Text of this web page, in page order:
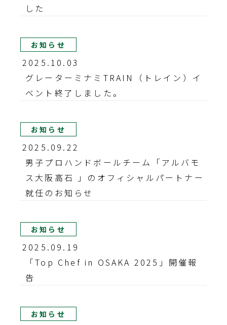
した
お知らせ
2025.10.03
グレーターミナミTRAIN（トレイン）イ
ベント終了しました。
お知らせ
2025.09.22
男子プロハンドボールチーム「アルバモ
ス大阪高石 」のオフィシャルパートナー
就任のお知らせ
お知らせ
2025.09.19
「Top Chef in OSAKA 2025」開催報
告
お知らせ